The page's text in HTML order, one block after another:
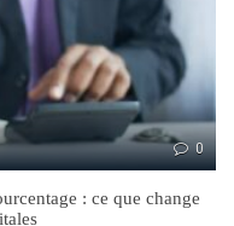
0
: ce que change